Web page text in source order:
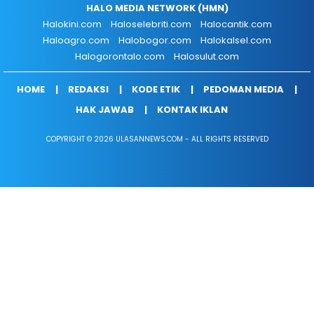
HALO MEDIA NETWORK (HMN)
Halokini.com
Haloselebriti.com
Halocantik.com
Haloagro.com
Halobogor.com
Halokalsel.com
Halogorontalo.com
Halosulut.com
HOME REDAKSI KODE ETIK
PEDOMAN MEDIA
HAK JAWAB
KONTAK IKLAN
COPYRIGHT © 2026 ULASANNEWS.COM - ALL RIGHTS RESERVED